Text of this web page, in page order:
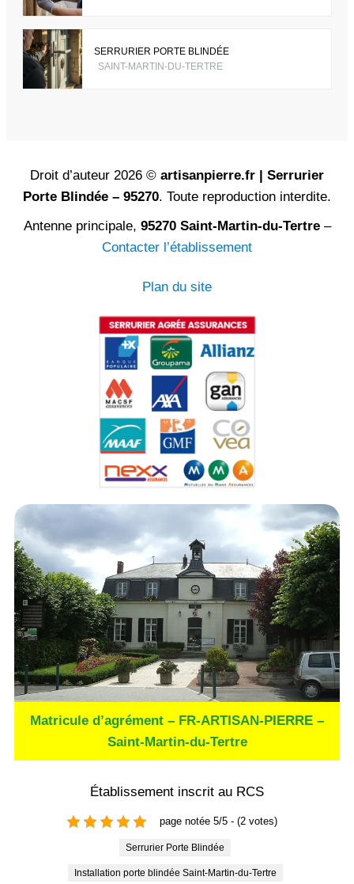
SERRURIER PORTE BLINDÉE
SAINT-MARTIN-DU-TERTRE
Droit d’auteur 2026 © artisanpierre.fr | Serrurier
Porte Blindée – 95270. Toute reproduction interdite.
Antenne principale, 95270 Saint-Martin-du-Tertre–
Contacter l’établissement
Plan du site
Matricule d’agrément – FR-ARTISAN-PIERRE –
Saint-Martin-du-Tertre
Établissement inscrit au RCS
page notée 5/5 - (2 votes)
Serrurier Porte Blindée
Installation porte blindée Saint-Martin-du-Tertre